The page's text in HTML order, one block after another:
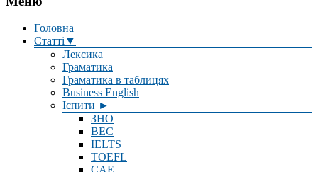
Головна
Статті▼
Лексика
Граматика
Граматика в таблицях
Business English
Іспити ►
ЗНО
BEC
IELTS
TOEFL